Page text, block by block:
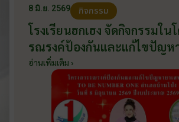
8 มิ.ย. 2569 กิจกรรม
โรงเรียนฮกเฮง จัดกิจกรรมใน
รณรงค์ป้องกันและแก้ไขปัญห
ติด TO BE NUMBER ONE อำเภอ
บ้านโป่ง ปีงบประมาณ 2569 ใ
นักเรียนแกนนำ ในวันที่ 8 มิถุ
2569
อ่านเพิ่มเติม ›